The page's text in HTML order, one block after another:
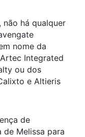
há qualquer
nome da
Integrated
ou dos
e Altieris
de
Melissa para